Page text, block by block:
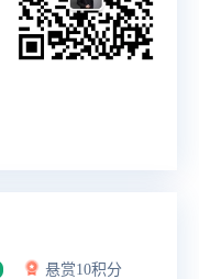
悬赏10积分